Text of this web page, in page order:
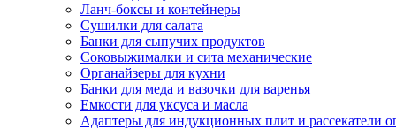
Ланч-боксы и контейнеры
Сушилки для салата
Банки для сыпучих продуктов
Соковыжималки и сита механические
Органайзеры для кухни
Банки для меда и вазочки для варенья
Емкости для уксуса и масла
Адаптеры для индукционных плит и рассекатели